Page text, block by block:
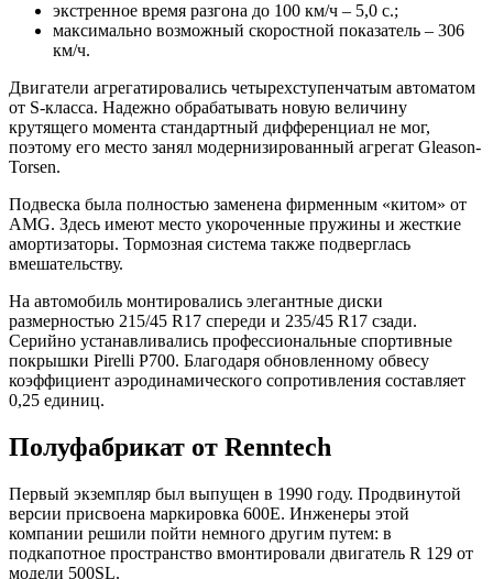
экстренное время разгона до 100 км/ч – 5,0 с.;
максимально возможный скоростной показатель – 306
км/ч.
Двигатели агрегатировались четырехступенчатым автоматом
от S-класса. Надежно обрабатывать новую величину
крутящего момента стандартный дифференциал не мог,
поэтому его место занял модернизированный агрегат Gleason-
Torsen.
Подвеска была полностью заменена фирменным «китом» от
AMG. Здесь имеют место укороченные пружины и жесткие
амортизаторы. Тормозная система также подверглась
вмешательству.
На автомобиль монтировались элегантные диски
размерностью 215/45 R17 спереди и 235/45 R17 сзади.
Серийно устанавливались профессиональные спортивные
покрышки Pirelli P700. Благодаря обновленному обвесу
коэффициент аэродинамического сопротивления составляет
0,25 единиц.
Полуфабрикат от Renntech
Первый экземпляр был выпущен в 1990 году. Продвинутой
версии присвоена маркировка 600Е. Инженеры этой
компании решили пойти немного другим путем: в
подкапотное пространство вмонтировали двигатель R 129 от
модели 500SL.